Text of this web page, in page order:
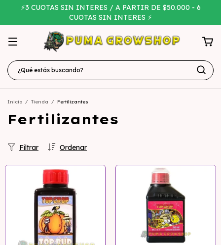
⚡3 CUOTAS SIN INTERES / A PARTIR DE $50.000 - 6
CUOTAS SIN INTERES ⚡
Inicio / Tienda / Fertilizantes
Fertilizantes
Ordenar
Filtrar